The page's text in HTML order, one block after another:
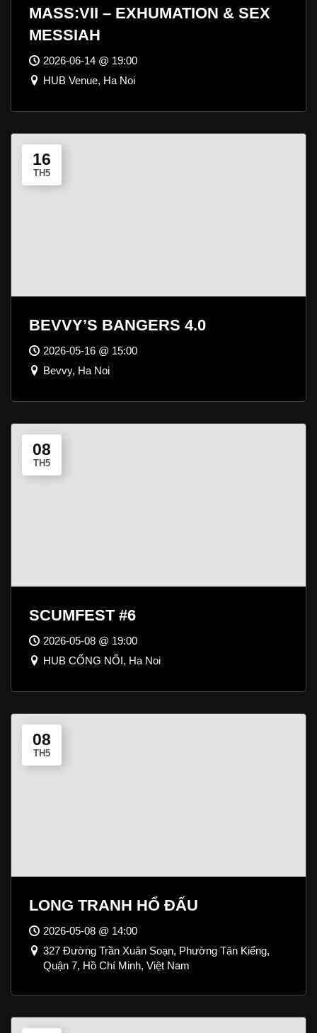
MASS:VII – EXHUMATION & SEX
MESSIAH
2026-06-14 @ 19:00
HUB Venue, Ha Noi
16
TH5
BEVVY’S BANGERS 4.0
2026-05-16 @ 15:00
Bevvy, Ha Noi
08
TH5
SCUMFEST #6
2026-05-08 @ 19:00
HUB CỔNG NỐI, Ha Noi
08
TH5
LONG TRANH HỔ ĐẤU
2026-05-08 @ 14:00
327 Đường Trần Xuân Soạn, Phường Tân Kiểng,
Quận 7, Hồ Chí Minh, Việt Nam